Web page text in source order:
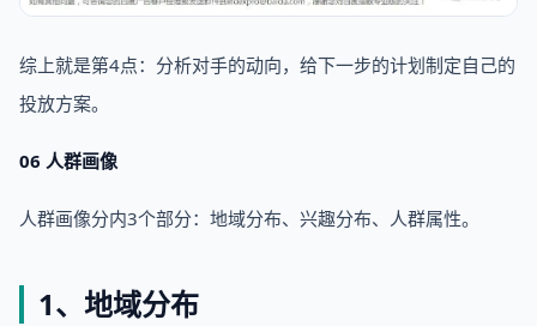
综上就是第4点：分析对手的动向，给下一步的计划制定自己的
投放方案。
06 人群画像
人群画像分内3个部分：地域分布、兴趣分布、人群属性。
1、地域分布